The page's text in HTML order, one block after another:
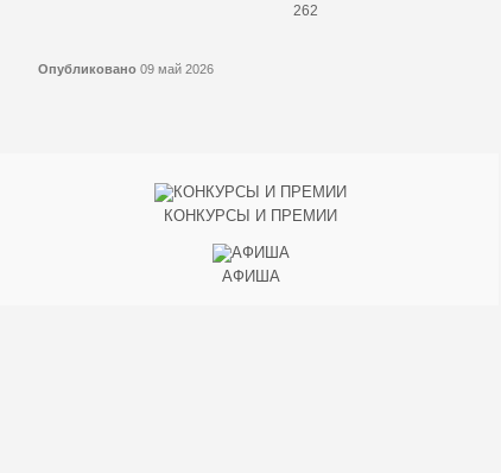
262
Опубликовано 09 май 2026
КОНКУРСЫ И ПРЕМИИ
АФИША